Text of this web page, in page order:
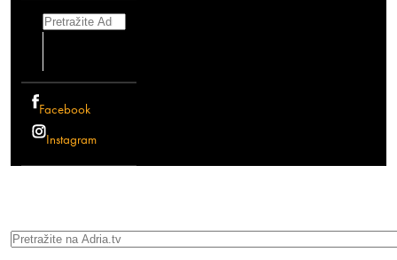
Search
Facebook
Instagram
Search